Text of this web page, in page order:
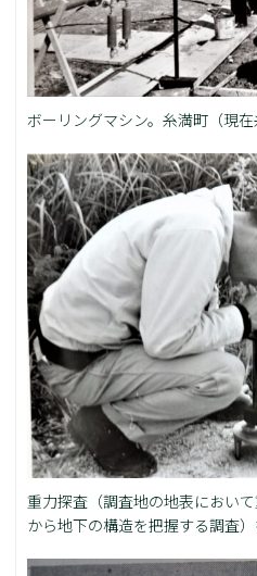
ボーリングマシン。糸満町（現在
重力探査（調査地の地表におい
から地下の構造を把握する調査）